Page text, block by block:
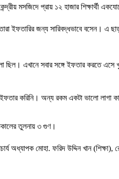
মসজিদে প্রায় ১২ হাজার শিক্ষার্থী
জন্য সারিবদ্ধভাবে বসেন। এ ছাড়া
ছিল। এখানে সবার সঙ্গে ইফতার করতে
করিনি। অন্য রকম একটা ভালো লাগা
তুলনায় ৩ গুণ।
অধ্যাপক মোহা. ফরিদ উদ্দিন খান